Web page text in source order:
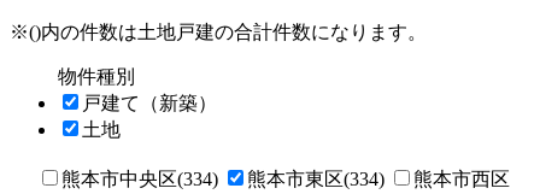
※()内の件数は土地戸建の合計件数になります。
物件種別
戸建て（新築）
土地
熊本市中央区(334) 熊本市東区(334)
熊本市西区